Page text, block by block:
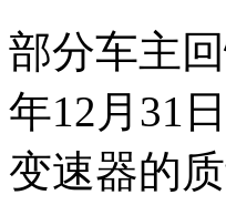
部分车主
年12月31
变速器的